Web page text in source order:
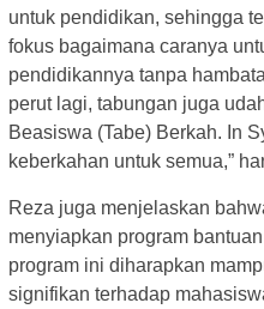
untuk pendidikan, sehingga
fokus bagaimana caranya
pendidikannya tanpa
perut lagi, tabungan juga
Beasiswa (Tabe) Berkah. In
keberkahan untuk semua,”
Reza juga menjelaskan
menyiapkan program
program ini diharapkan
signifikan terhadap